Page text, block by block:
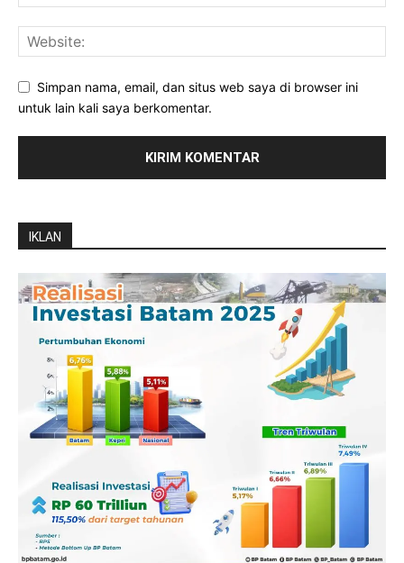
Simpan nama, email, dan situs web saya di browser ini
untuk lain kali saya berkomentar.
IKLAN